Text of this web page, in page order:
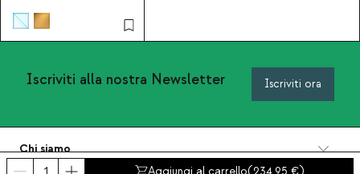
acciaio inox Arey
Iscriviti alla nostra Newsletter Iscriviti ora
Chi siamo
Categorie